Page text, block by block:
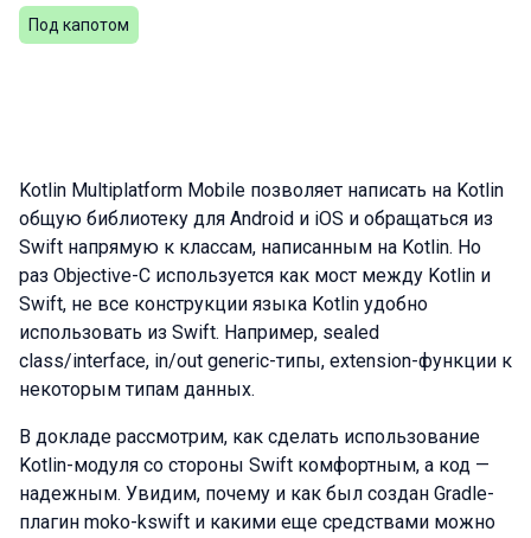
Под капотом
Kotlin Multiplatform Mobile позволяет написать на Kotlin
общую библиотеку для Android и iOS и обращаться из
Swift напрямую к классам, написанным на Kotlin. Но
раз Objective-C используется как мост между Kotlin и
Swift, не все конструкции языка Kotlin удобно
использовать из Swift. Например, sealed
class/interface, in/out generic-типы, extension-функции к
некоторым типам данных.
В докладе рассмотрим, как сделать использование
Kotlin-модуля со стороны Swift комфортным, а код —
надежным. Увидим, почему и как был создан Gradle-
плагин moko-kswift и какими еще средствами можно